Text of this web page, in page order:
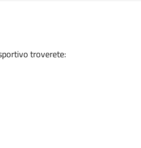
troverete: